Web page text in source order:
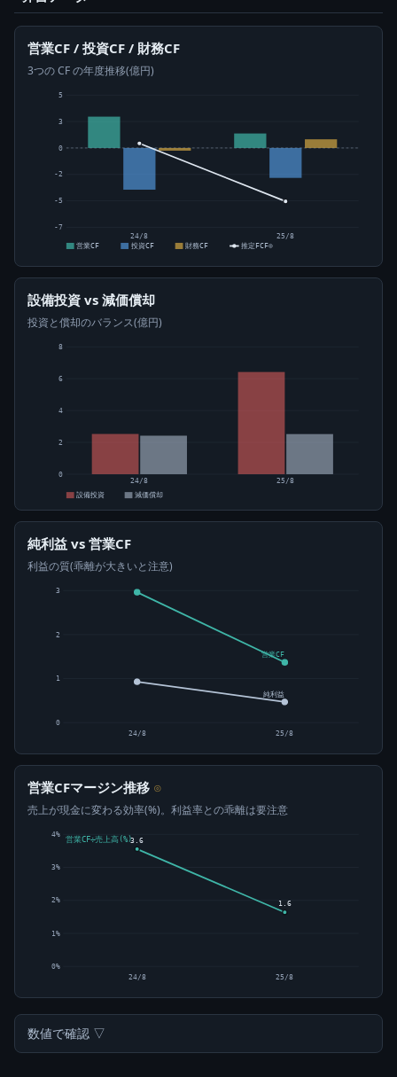
営業CF / 投資CF / 財務CF
3つの CF の年度推移(億円)
-7
-5
-2
0
3
5
24/8
25/8
営業CF
投資CF 財務CF 推定FCF⊙
設備投資 vs 減価償却
投資と償却のバランス(億円)
0
2
4
6
8
24/8
25/8
設備投資
減価償却
純利益 vs 営業CF
利益の質(乖離が大きいと注意)
0
1
2
3
営業CF
純利益
24/8 25/8
営業CFマージン推移 ⊙
売上が現金に変わる効率(%)。利益率との乖離は要注意
0%
1%
2%
3%
4%
3.6
24/8
1.6
25/8
営業CF÷売上高(%)
数値で確認 ▽